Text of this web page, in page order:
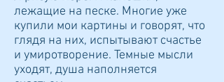
лежащие на песке. Многие уже
купили мои картины и говорят, что
глядя на них, испытывают счастье
и умиротворение. Темные мысли
уходят, душа наполняется